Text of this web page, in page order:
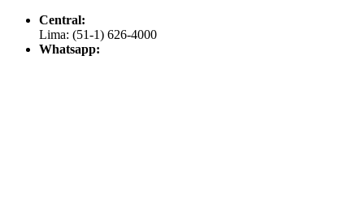
Central:
Lima: (51-1) 626-4000
Whatsapp: